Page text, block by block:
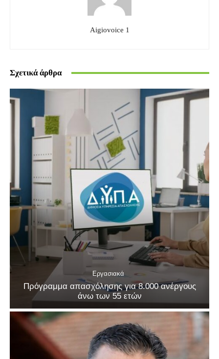
Aigiovoice 1
Σχετικά άρθρα
Εργασιακά
Πρόγραμμα απασχόλησης για 8.000 ανέργους
άνω των 55 ετών